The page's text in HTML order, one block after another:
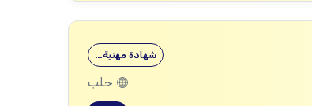
شهادة مهنية…
حلب